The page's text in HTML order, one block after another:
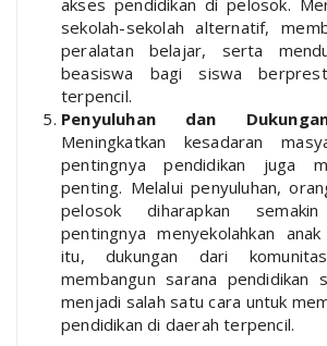
sekolah-sekolah alternatif,
peralatan belajar, serta
beasiswa bagi siswa
terpencil.
Penyuluhan dan
Meningkatkan kesadaran
pentingnya pendidikan juga
penting. Melalui penyuluhan,
pelosok diharapkan
pentingnya menyekolahkan
itu, dukungan dari
membangun sarana pendidikan
menjadi salah satu cara untuk
pendidikan di daerah terpencil.